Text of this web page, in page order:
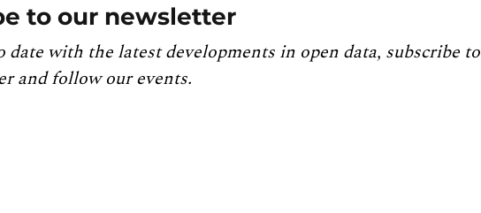
to our newsletter
date with the latest developments in open data, subscribe to
and follow our events.